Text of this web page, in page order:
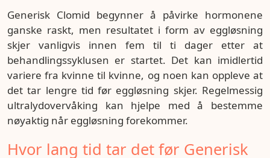
Generisk Clomid begynner å påvirke hormonene
ganske raskt, men resultatet i form av eggløsning
skjer vanligvis innen fem til ti dager etter at
behandlingssyklusen er startet. Det kan imidlertid
variere fra kvinne til kvinne, og noen kan oppleve at
det tar lengre tid før eggløsning skjer. Regelmessig
ultralydovervåking kan hjelpe med å bestemme
nøyaktig når eggløsning forekommer.
Hvor lang tid tar det før Generisk